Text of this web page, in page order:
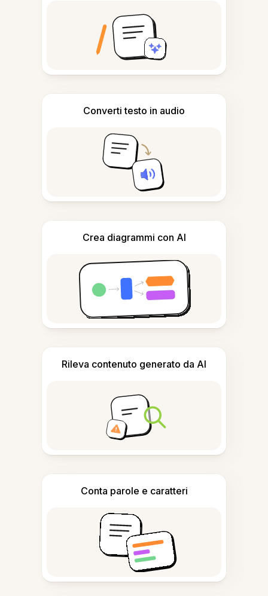
Converti testo in audio
Crea diagrammi con AI
Rileva contenuto generato da AI
Conta parole e caratteri